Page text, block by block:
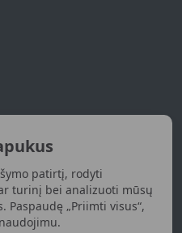
patirtį, rodyti
turinį bei analizuoti mūsų
Paspaudę „Priimti visus“,
prekes
UŽSISAKYTI
politika